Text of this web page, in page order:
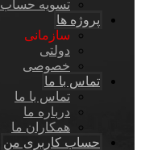
تسویه حساب
پروژه ها
سازمانی
دولتی
خصوصی
تماس با ما
تماس با ما
درباره ما
همکاران ما
حساب کاربری من